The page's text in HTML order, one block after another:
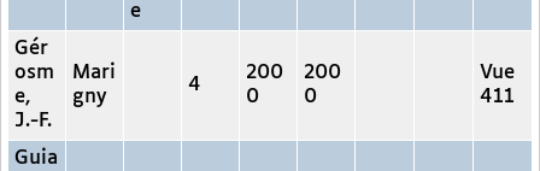
e
Gér
osm
e,
J.-F.
Mari
gny
4
200
0
200
0
Vue
411
Guia